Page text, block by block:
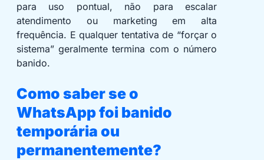
para uso pontual, não para escalar
atendimento ou marketing em alta
frequência. E qualquer tentativa de “forçar o
sistema” geralmente termina com o número
banido.
Como saber se o
WhatsApp foi banido
temporária ou
permanentemente?